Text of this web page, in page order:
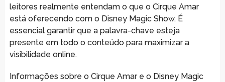
leitores realmente entendam o que o Cirque Amar
está oferecendo com o Disney Magic Show. É
essencial garantir que a palavra-chave esteja
presente em todo o conteúdo para maximizar a
visibilidade online.
Informações sobre o Cirque Amar e o Disney Magic